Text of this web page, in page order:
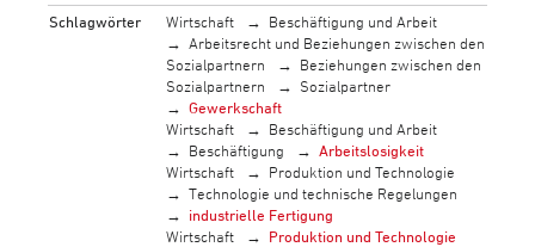
Schlagwörter
Wirtschaft
Beschäftigung und Arbeit
Arbeitsrecht und Beziehungen zwischen den
Sozialpartnern
Beziehungen zwischen den
Sozialpartnern
Sozialpartner
Gewerkschaft
Wirtschaft
Beschäftigung und Arbeit
Beschäftigung
Arbeitslosigkeit
Wirtschaft
Produktion und Technologie
Technologie und technische Regelungen
industrielle Fertigung
Wirtschaft
Produktion und Technologie